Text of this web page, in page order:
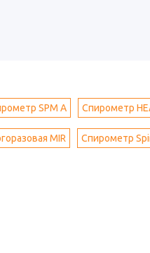
SPМ A Спирометр
MIR Спирометр